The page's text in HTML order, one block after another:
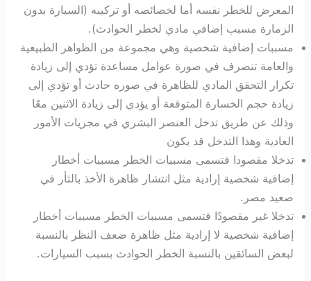
المعرض للخطر نفسه أما لخصائصه أو تركيبه (السيارة بدون
الزمارة مسبب إضافي مادي لخطر الحوادث).
مسببات إضافية شخصية وهي مجموعة من الظواهر الطبيعية
والعامة تنصرف في صورة عوامل مساعدة تؤدي إلى زيادة
تكرار التحقق المادي للظاهرة في صوره حادث أو تؤدي إلى
زيادة حجم الخسارة المتوقعة أو يؤدي إلى زيادة الاثنين معًا
وذلك عن طريق تدخل العنصر البشري في مجريات الأمور
العادية وهذا التدخل قد يكون
تدخلا مقصودا فتسمى مسببات الخطر مسببات أخطار
إضافية شخصية إرادية مثل انتشار ظاهرة الأخذ بالثأر في
صعيد مصر.
تدخلا غير مقصودًا فتسمى مسببات الخطر مسببات أخطار
إضافية شخصية لا إرادية مثل ظاهرة ضعف النظر بالنسبة
لبعض السائقين بالنسبة الخطر الحوادث بسبب السيارات.